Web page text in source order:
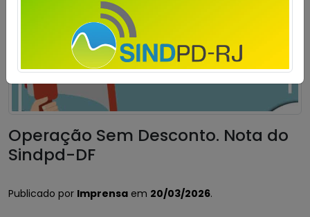
Operação Sem Desconto. Nota do
Sindpd-DF
Publicado por Imprensa em 20/03/2026.